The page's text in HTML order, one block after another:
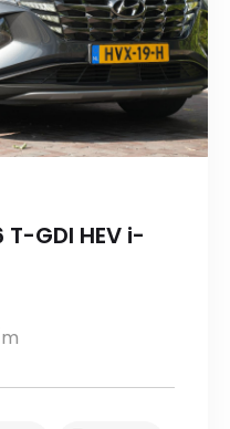
GDI HEV i-